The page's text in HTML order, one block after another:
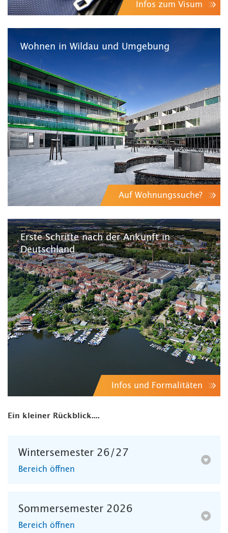
Infos zum Visum
Wohnen in Wildau und Umgebung
Auf Wohnungssuche?
Erste Schritte nach der Ankunft in
Deutschland
Infos und Formalitäten
Ein kleiner Rückblick....
Wintersemester 26/27
Bereich öffnen
Sommersemester 2026
Bereich öffnen